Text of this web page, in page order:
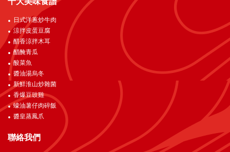
日式洋蔥炒牛肉
涼拌皮蛋豆腐
醋香涼拌木耳
醋醃青瓜
酸菜魚
醬油湯烏冬
新鮮淮山炒雜菌
香爆豆豉雞
蠔油薯仔肉碎飯
醬皇蒸鳳爪
聯絡我們